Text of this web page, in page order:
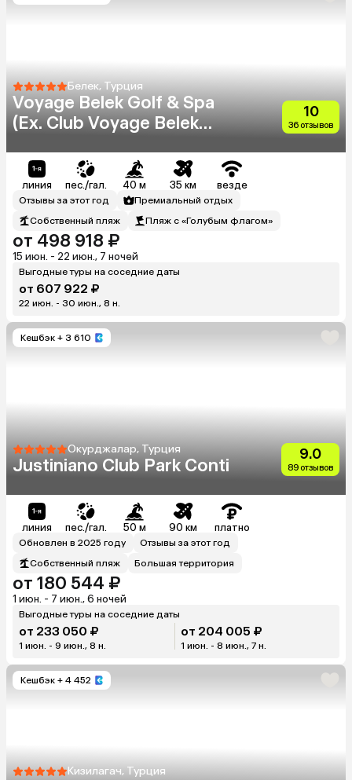
Белек, Турция
Voyage Belek Golf & Spa
(Ex. Club Voyage Belek
10
36 отзывов
линия пес./гал. 40 м 35 км везде
Отзывы за этот год
Премиальный отдых
Собственный пляж
Пляж с «Голубым флагом»
от 498 918 ₽
15 июн. - 22 июн., 7 ночей
Выгодные туры на соседние даты
от 607 922 ₽
22 июн. - 30 июн., 8 н.
Кешбэк + 3 610
Окурджалар, Турция
Justiniano Club Park Conti
9.0
89 отзывов
линия пес./гал. 50 м 90 км платно
Обновлен в 2025 году
Отзывы за этот год
Собственный пляж
Большая территория
от 180 544 ₽
1 июн. - 7 июн., 6 ночей
Выгодные туры на соседние даты
от 233 050 ₽
1 июн. - 9 июн., 8 н.
от 204 005 ₽
1 июн. - 8 июн., 7 н.
Кешбэк + 4 452
Кизилагач, Турция